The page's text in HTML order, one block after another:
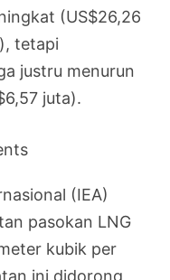
(US$26,26
tetapi
justru menurun
juta).
(IEA)
pasokan LNG
kubik per
ini didorong